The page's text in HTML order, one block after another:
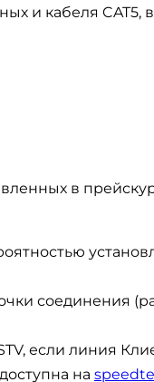
и кабеля CAT5,
в
соединения
если линия
на